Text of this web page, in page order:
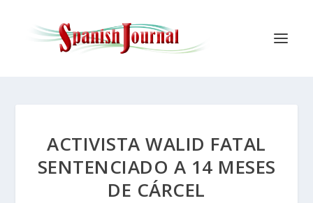
ACTIVISTA WALID FATAL
SENTENCIADO A 14 MESES
DE CÁRCEL